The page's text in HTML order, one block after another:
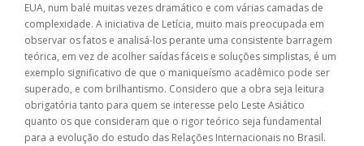
EUA, num balé muitas vezes dramático e com várias camadas de
complexidade. A iniciativa de Letícia, muito mais preocupada em
observar os fatos e analisá-los perante uma consistente barragem
teórica, em vez de acolher saídas fáceis e soluções simplistas, é um
exemplo significativo de que o maniqueísmo acadêmico pode ser
superado, e com brilhantismo. Considero que a obra seja leitura
obrigatória tanto para quem se interesse pelo Leste Asiático
quanto os que consideram que o rigor teórico seja fundamental
para a evolução do estudo das Relações Internacionais no Brasil.